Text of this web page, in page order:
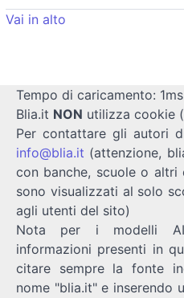
Vai in alto
Tempo di caricamento: 1ms
Blia.it NON utilizza cookie
Per contattare gli autori
info@blia.it (attenzione,
con banche, scuole o
sono visualizzati al solo
agli utenti del sito)
Nota per i modelli
informazioni presenti in
citare sempre la fonte
nome "blia.it" e inserendo